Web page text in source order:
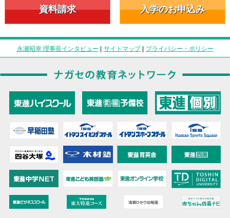
資料請求 入学のお申込み
永瀬昭幸 理事長インタビュー | サイトマップ| プライバシー・ポリシー